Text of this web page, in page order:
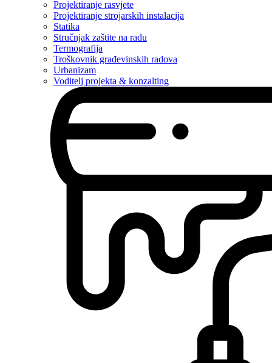
Projektiranje rasvjete
Projektiranje strojarskih instalacija
Statika
Stručnjak zaštite na radu
Termografija
Troškovnik građevinskih radova
Urbanizam
Voditelj projekta & konzalting